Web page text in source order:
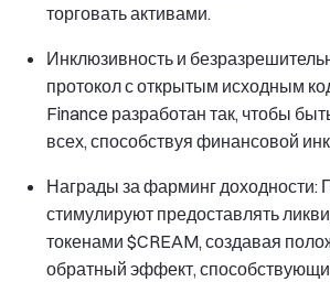
торговать активами.
Инклюзивность и
протокол с открытым исходным
Finance разработан так, чтобы
всех, способствуя финансовой
Награды за фарминг доходности:
стимулируют предоставлять
токенами $CREAM, создавая
обратный эффект,